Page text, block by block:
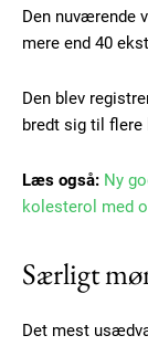
Den nuværende
mere end 40
Den blev
bredt sig til flere
Læs også: Ny
kolesterol med
Særligt
Det mest